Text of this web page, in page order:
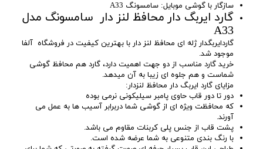
سازگار با گوشی موبایل: سامسونگ A33
گارد ایربگ دار محافظ لنز دار سامسونگ مدل
A33
گاردایربگدار ژله ای محافظ لنز دار با بهترین کیفیت در فروشگاه آلفا
موجود شد.
خرید گارد مناسب از دو جهت اهمیت دارد، گارد هم محافظ گوشی
شماست و هم جلوه ای زیبا به آن میدهد.
مزایای گارد ایربگ دار محافظ لنزدار:
دور تا دور قاب حاوی پامبر سیلیکونی نرمی بوده
که محافظت ویژه ای از گوشی شما دربرابر آسیب ها به عمل می
آورند.
پشت قاب از جنس پلی کربنات مقاوم می باشد.
با رنگ بندی متنوعی به شما عرضه شده است.